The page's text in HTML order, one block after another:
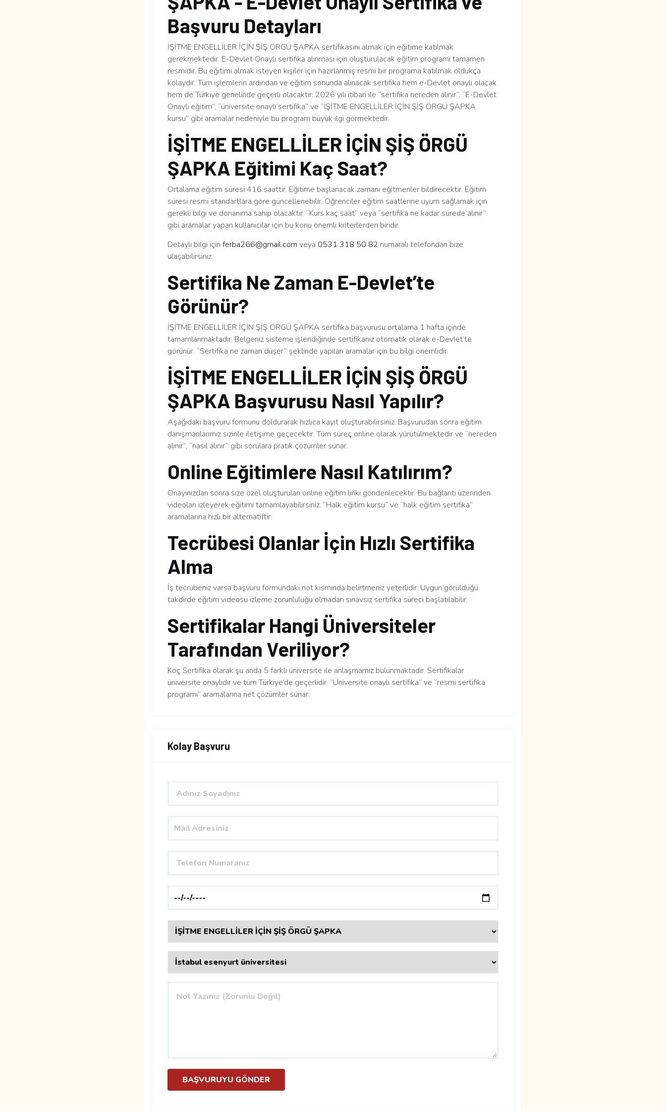
Başvuru Detayları
İŞİTME ENGELLİLER İÇİN ŞİŞ ÖRGÜ ŞAPKA sertifikasını almak için eğitime katılmak
gerekmektedir. E-Devlet Onaylı sertifika alınması için oluşturulacak eğitim programı tamamen
resmidir. Bu eğitimi almak isteyen kişiler için hazırlanmış resmi bir programa katılmak oldukça
kolaydır. Tüm işlemlerin ardından ve eğitim sonunda alınacak sertifika hem e-Devlet onaylı olacak
hem de Türkiye genelinde geçerli olacaktır. 2026 yılı itibari ile “sertifika nereden alınır”, “E-Devlet
Onaylı eğitim”, “üniversite onaylı sertifika” ve “İŞİTME ENGELLİLER İÇİN ŞİŞ ÖRGÜ ŞAPKA
kursu” gibi aramalar nedeniyle bu program büyük ilgi görmektedir.
İŞİTME ENGELLİLER İÇİN ŞİŞ ÖRGÜ
ŞAPKA Eğitimi Kaç Saat?
Ortalama eğitim süresi 416 saattir. Eğitime başlanacak zamanı eğitmenler bildirecektir. Eğitim
süresi resmi standartlara göre güncellenebilir. Öğrenciler eğitim saatlerine uyum sağlamak için
gerekli bilgi ve donanıma sahip olacaktır. “Kurs kaç saat” veya “sertifika ne kadar sürede alınır”
gibi aramalar yapan kullanıcılar için bu konu önemli kriterlerden biridir.
Detaylı bilgi için ferba266@gmail.com veya 0531 318 50 82 numaralı telefondan bize
ulaşabilirsiniz.
Sertifika Ne Zaman E-Devlet’te
Görünür?
İŞİTME ENGELLİLER İÇİN ŞİŞ ÖRGÜ ŞAPKA sertifika başvurusu ortalama 1 hafta içinde
tamamlanmaktadır. Belgeniz sisteme işlendiğinde sertifikanız otomatik olarak e-Devlet’te
görünür. “Sertifika ne zaman düşer” şeklinde yapılan aramalar için bu bilgi önemlidir.
İŞİTME ENGELLİLER İÇİN ŞİŞ ÖRGÜ
ŞAPKA Başvurusu Nasıl Yapılır?
Aşağıdaki başvuru formunu doldurarak hızlıca kayıt oluşturabilirsiniz. Başvurudan sonra eğitim
danışmanlarımız sizinle iletişime geçecektir. Tüm süreç online olarak yürütülmektedir ve “nereden
alınır”, “nasıl alınır” gibi sorulara pratik çözümler sunar.
Online Eğitimlere Nasıl Katılırım?
Onayınızdan sonra size özel oluşturulan online eğitim linki gönderilecektir. Bu bağlantı üzerinden
videoları izleyerek eğitimi tamamlayabilirsiniz. “Halk eğitim kursu” ve “halk eğitim sertifika”
aramalarına hızlı bir alternatiftir.
Tecrübesi Olanlar İçin Hızlı Sertifika
Alma
İş tecrübeniz varsa başvuru formundaki not kısmında belirtmeniz yeterlidir. Uygun görüldüğü
takdirde eğitim videosu izleme zorunluluğu olmadan sınavsız sertifika süreci başlatılabilir.
Sertifikalar Hangi Üniversiteler
Tarafından Veriliyor?
Koç Sertifika olarak şu anda 5 farklı üniversite ile anlaşmamız bulunmaktadır. Sertifikalar
üniversite onaylıdır ve tüm Türkiye’de geçerlidir. “Üniversite onaylı sertifika” ve “resmi sertifika
programı” aramalarına net çözümler sunar.
Kolay Başvuru
BAŞVURUYU GÖNDER